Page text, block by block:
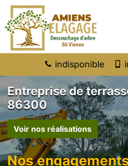
indisponible
Entreprise de
86300
Voir nos réalisations
Nos